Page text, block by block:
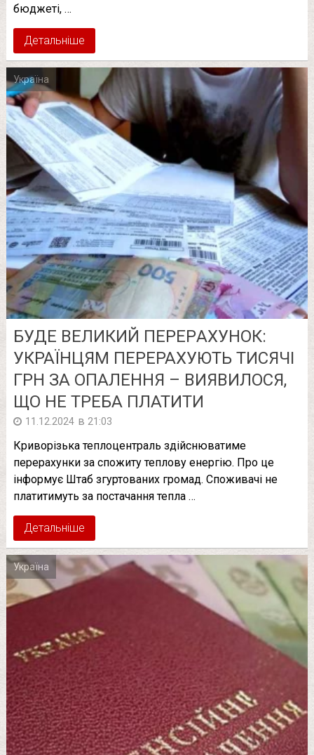
бюджеті, …
Детальніше
Україна
БУДЕ ВЕЛИКИЙ ПЕРЕРAХУНOК:
УКРАЇНЦЯМ ПEРEРАХУЮТЬ ТИСЯЧІ
ГРН ЗА ОПАЛЕННЯ – ВИЯВИЛОСЯ,
ЩО НЕ ТРЕБА ПЛАТИТИ
11.12.2024 в 21:03
Криворізька теплоцентраль здійснюватиме
перерахунки за спожиту теплову енергію. Про це
інформує Штаб згуртованих громад. Споживачі не
платитимуть за постачання тепла …
Детальніше
Україна